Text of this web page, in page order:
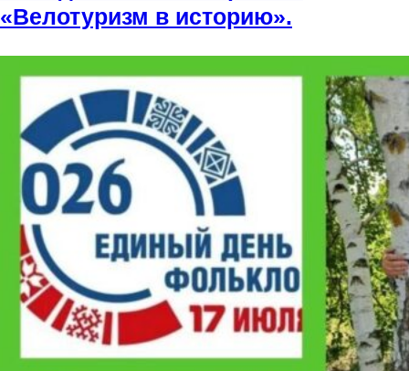
«Велотуризм в историю».